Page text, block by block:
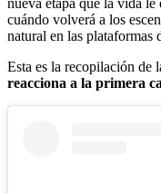
cuándo volverá a los
natural en las plataformas
Esta es la recopilación de
reacciona a la primera